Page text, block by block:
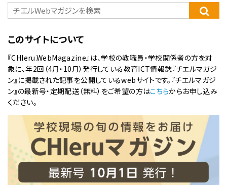
このサイトについて
『CHIeru.WebMagazine』は、学校の教職員・学校関係者の方を対
象に、年2回（4月・10月）発行している教育ICT情報誌『チエルマガジ
ン』に掲載された記事を公開しているwebサイトです。『チエルマガジ
ン』の最新号・定期配送（無料）をご希望の方はこちらからお申し込み
ください。